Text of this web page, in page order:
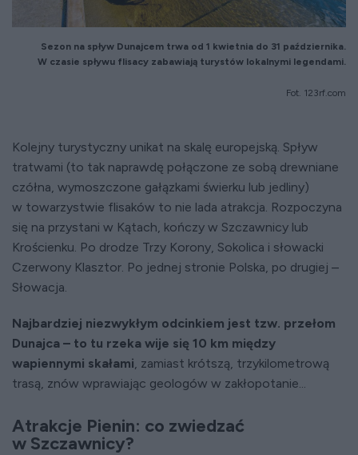
Sezon na spływ Dunajcem trwa od 1 kwietnia do 31 października.
W czasie spływu flisacy zabawiają turystów lokalnymi legendami.
Fot. 123rf.com
Kolejny turystyczny unikat na skalę europejską. Spływ
tratwami (to tak naprawdę połączone ze sobą drewniane
czółna, wymoszczone gałązkami świerku lub jedliny)
w towarzystwie flisaków to nie lada atrakcja. Rozpoczyna
się na przystani w Kątach, kończy w Szczawnicy lub
Krościenku. Po drodze Trzy Korony, Sokolica i słowacki
Czerwony Klasztor. Po jednej stronie Polska, po drugiej –
Słowacja.
Najbardziej niezwykłym odcinkiem jest tzw. przełom
Dunajca – to tu rzeka wije się 10 km między
wapiennymi skałami , zamiast krótszą, trzykilometrową
trasą, znów wprawiając geologów w zakłopotanie...
Atrakcje Pienin: co zwiedzać
w Szczawnicy?